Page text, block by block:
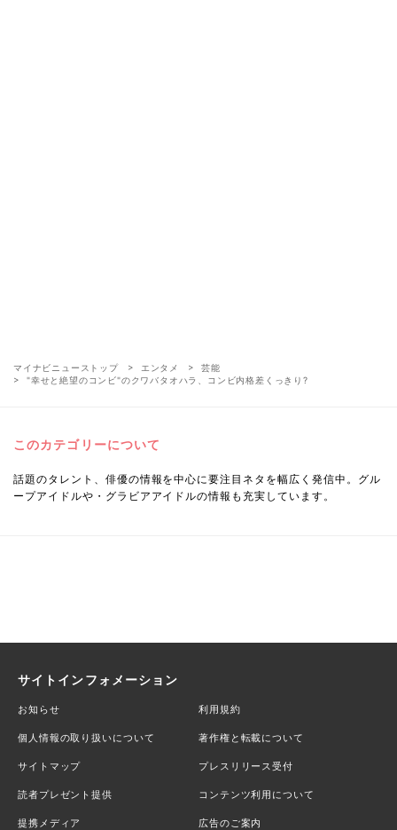
マイナビニューストップ エンタメ
芸能
"幸せと絶望のコンビ"のクワバタオハラ、コンビ内格差くっきり?
このカテゴリーについて
話題のタレント、俳優の情報を中心に要注目ネタを幅広く発信中。グル
ープアイドルや・グラビアアイドルの情報も充実しています。
サイトインフォメーション
お知らせ 利用規約
個人情報の取り扱いについて 著作権と転載について
サイトマップ プレスリリース受付
読者プレゼント提供 コンテンツ利用について
提携メディア 広告のご案内